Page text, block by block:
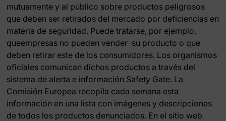
mutuamente y al público sobre productos peligrosos
que deben ser retirados del mercado por deficiencias en
materia de seguridad. Puede tratarse, por ejemplo,
queempresas no pueden vender su producto o que
deben retirar este de los consumidores. Los organismos
oficiales comunican dichos productos a través del
sistema de alerta e información Safety Gate. La
Comisión Europea recopila cada semana esta
información en una lista con imágenes y descripciones
de todos los productos denunciados. En el sitio web